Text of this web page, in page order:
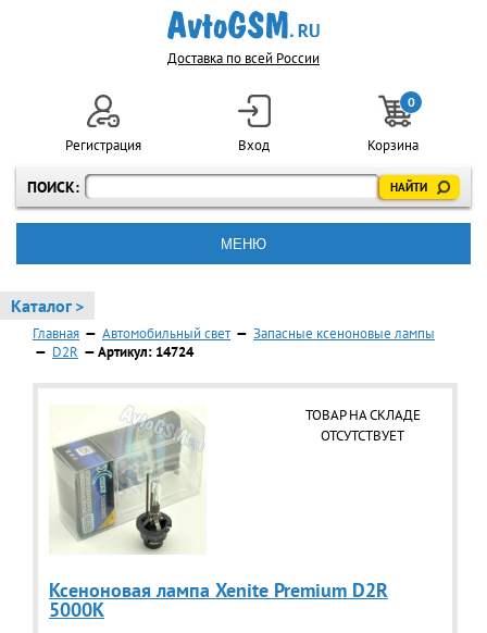
Доставка по всей России
ПОИСК:
Регистрация Вход
0
Корзина
МЕНЮ
Каталог >
Главная — Автомобильный свет — Запасные ксеноновые лампы
— D2R — Артикул: 14724
ТОВАР НА СКЛАДЕ
ОТСУТСТВУЕТ
Ксеноновая лампа Xenite Premium D2R
5000K